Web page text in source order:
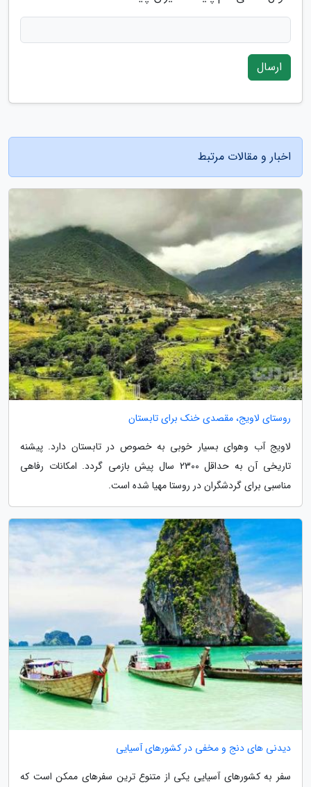
ارسال
اخبار و مقالات مرتبط
روستای لاویج، مقصدی خنک برای تابستان
لاویج آب وهوای بسیار خوبی به خصوص در تابستان دارد. پیشنه
تاریخی آن به حداقل 2300 سال پیش بازمی گردد. امکانات رفاهی
مناسبی برای گردشگران در روستا مهیا شده است.
دیدنی های دنج و مخفی در کشورهای آسیایی
سفر به کشورهای آسیایی یکی از متنوع ترین سفرهای ممکن است که